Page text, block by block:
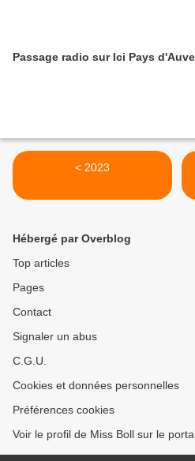
Passage radio sur Ici Pays
< 2023
Hébergé par Overblog
Top articles
Pages
Contact
Signaler un abus
C.G.U.
Cookies et données personnelles
Préférences cookies
Voir le profil de Miss Boll sur le